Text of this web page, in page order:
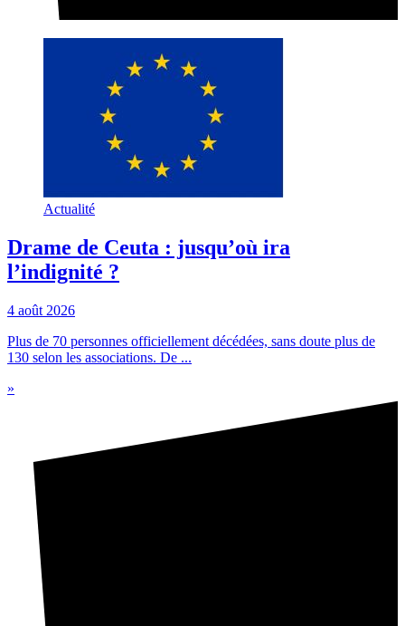
Actualité
Drame de Ceuta : jusqu’où ira
l’indignité ?
4 août 2026
Plus de 70 personnes officiellement décédées, sans doute plus de
130 selon les associations. De ...
»